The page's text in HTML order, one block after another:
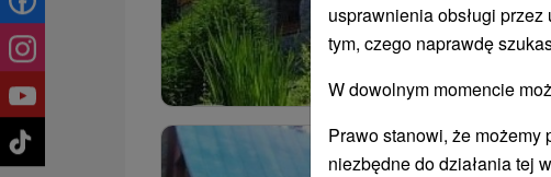
usprawnienia obsługi
tym, czego naprawdę
W dowolnym momencie
Prawo stanowi, że
niezbędne do działania tej